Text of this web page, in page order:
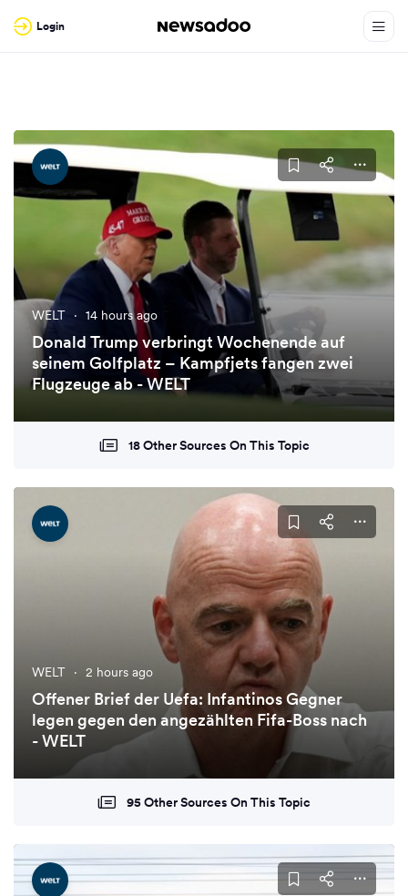
Login
WELT · 14 hours ago
Donald Trump verbringt Wochenende auf
seinem Golfplatz – Kampfjets fangen zwei
Flugzeuge ab - WELT
18 Other Sources On This Topic
WELT · 2 hours ago
Offener Brief der Uefa: Infantinos Gegner
legen gegen den angezählten Fifa-Boss nach
- WELT
95 Other Sources On This Topic